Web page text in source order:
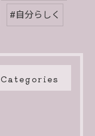
#自分らしく
Categories